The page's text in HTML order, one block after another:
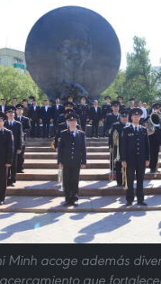
Minh acoge además
que